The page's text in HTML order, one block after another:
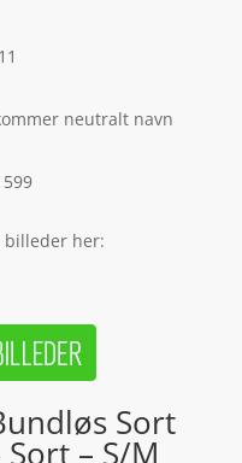
neutralt navn
billeder her:
Sort
– S/M